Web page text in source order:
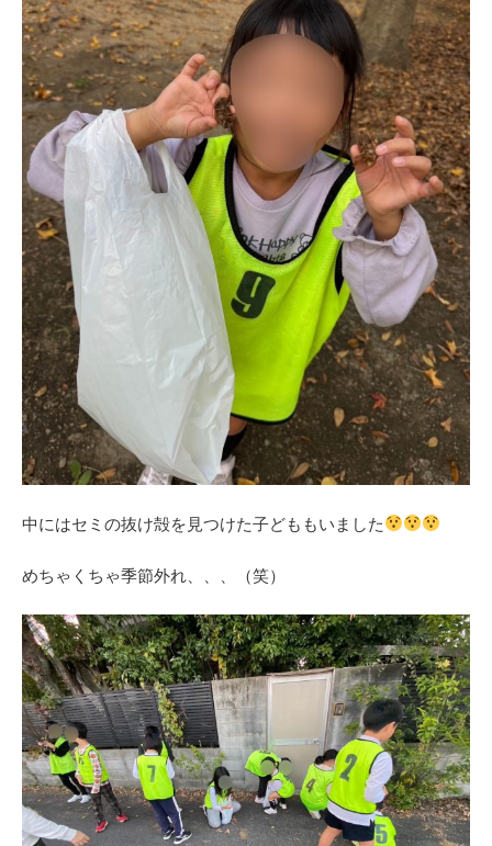
中にはセミの抜け殻を見つけた子どももいました
めちゃくちゃ季節外れ、、、（笑）